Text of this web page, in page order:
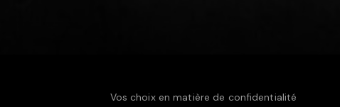
Vos choix en matière de confidentialité